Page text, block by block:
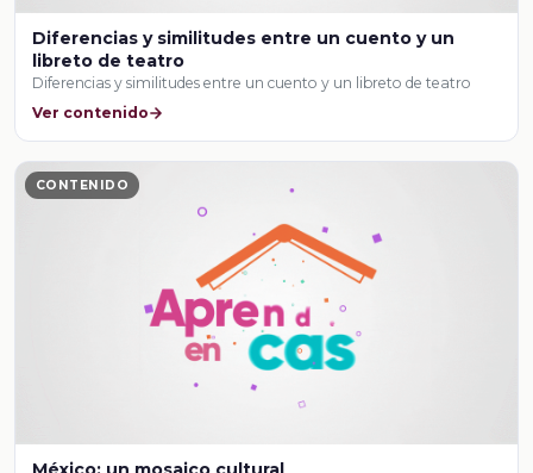
Diferencias y similitudes entre un cuento y un
libreto de teatro
Diferencias y similitudes entre un cuento y un libreto de teatro
Ver contenido
CONTENIDO